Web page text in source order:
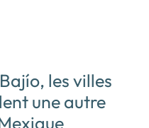
les villes
une autre